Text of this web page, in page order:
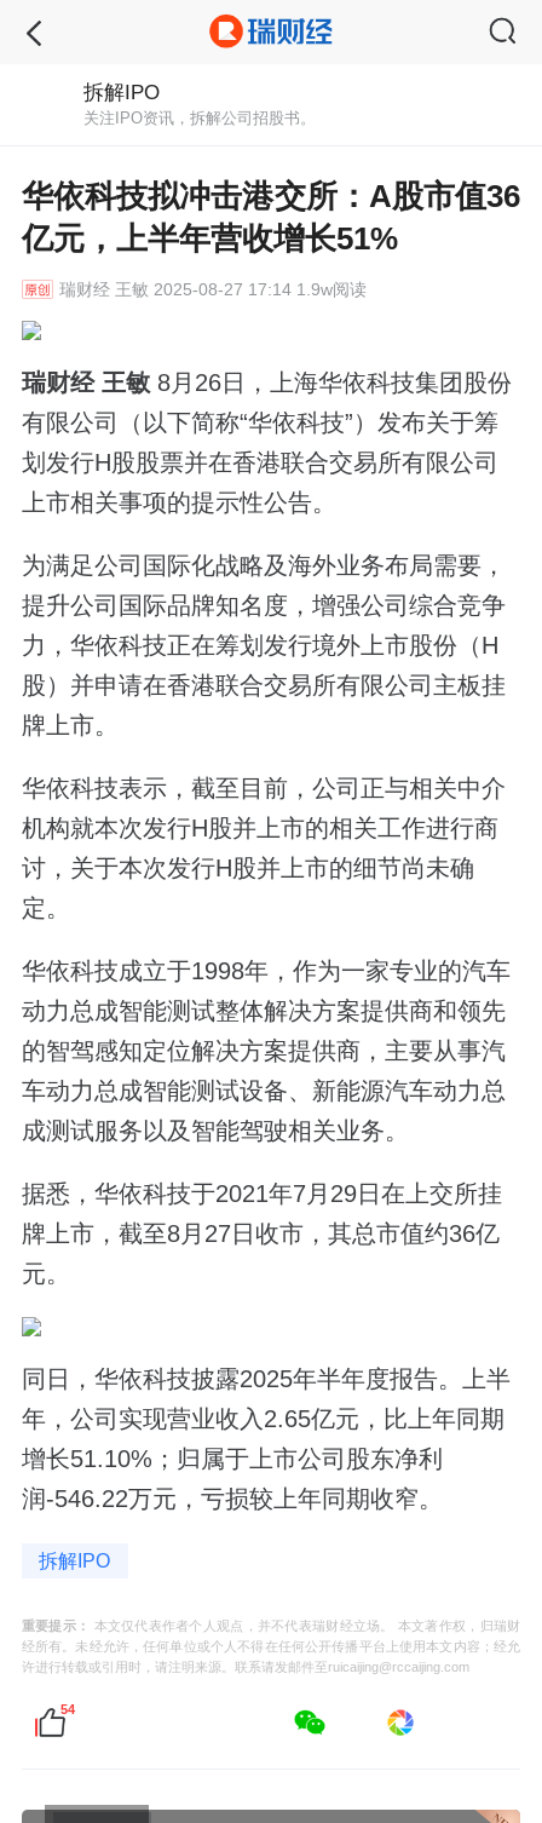
拆解IPO
关注IPO资讯，拆解公司招股书。
华依科技拟冲击港交所：A股市值36
亿元，上半年营收增长51%
瑞财经王敏 2025-08-27 17:14 1.9w阅读
瑞财经 王敏 8月26日，上海华依科技集团股份
有限公司（以下简称“华依科技”）发布关于筹
划发行H股股票并在香港联合交易所有限公司
上市相关事项的提示性公告。
为满足公司国际化战略及海外业务布局需要，
提升公司国际品牌知名度，增强公司综合竞争
力，华依科技正在筹划发行境外上市股份（H
股）并申请在香港联合交易所有限公司主板挂
牌上市。
华依科技表示，截至目前，公司正与相关中介
机构就本次发行H股并上市的相关工作进行商
讨，关于本次发行H股并上市的细节尚未确
定。
华依科技成立于1998年，作为一家专业的汽车
动力总成智能测试整体解决方案提供商和领先
的智驾感知定位解决方案提供商，主要从事汽
车动力总成智能测试设备、新能源汽车动力总
成测试服务以及智能驾驶相关业务。
据悉，华依科技于2021年7月29日在上交所挂
牌上市，截至8月27日收市，其总市值约36亿
元。
同日，华依科技披露2025年半年度报告。上半
年，公司实现营业收入2.65亿元，比上年同期
增长51.10%；归属于上市公司股东净利
润-546.22万元，亏损较上年同期收窄。
拆解IPO
重要提示：
本文仅代表作者个人观点，并不代表瑞财经立场。 本文著作权，归瑞财
经所有。未经允许，任何单位或个人不得在任何公开传播平台上使用本文内容；经允
许进行转载或引用时，请注明来源。联系请发邮件至ruicaijing@rccaijing.com
54